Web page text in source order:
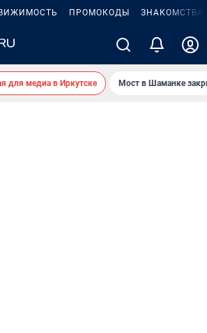
ПРОМОКОДЫ ЗНАКОМСТВА
для медиа в Иркутске Мост в Шаманке